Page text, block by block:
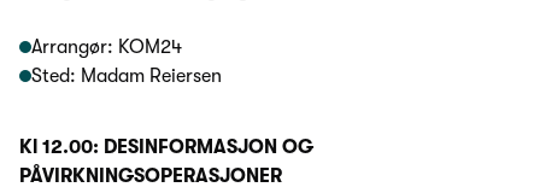
Arrangør: KOM24
Sted: Madam Reiersen
Kl 12.00: DESINFORMASJON OG
PÅVIRKNINGSOPERASJONER